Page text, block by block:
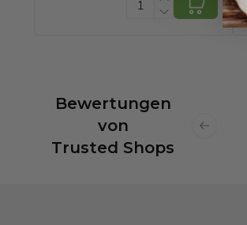
Bewertungen
von
Trusted Shops
Previous